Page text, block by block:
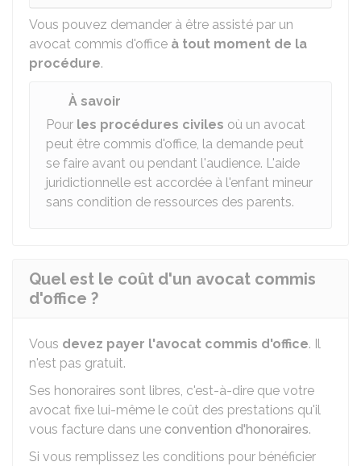
Vous pouvez demander à être assisté par un
avocat commis d'office à tout moment de la
procédure.
À savoir
Pour les procédures civiles où un avocat
peut être commis d'office, la demande peut
se faire avant ou pendant l'audience. L'aide
juridictionnelle est accordée à l'enfant mineur
sans condition de ressources des parents.
Quel est le coût d'un avocat commis
d'office ?
Vous devez payer l'avocat commis d'office. Il
n'est pas gratuit.
Ses honoraires sont libres, c'est-à-dire que votre
avocat fixe lui-même le coût des prestations qu'il
vous facture dans une convention d'honoraires.
Si vous remplissez les conditions pour bénéficier